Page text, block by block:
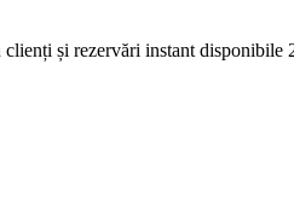
și rezervări instant disponibile